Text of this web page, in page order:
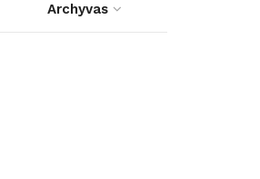
Archyvas